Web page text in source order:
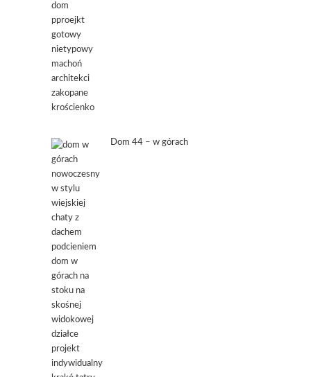
Dom 44 – w górach